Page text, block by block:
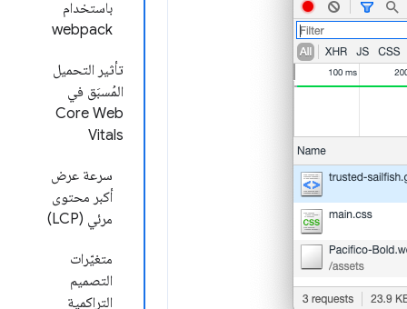
باستخدام
webpack
تأثير التحميل
المُسبَق في
Core Web
Vitals
سرعة عرض
أكبر محتوى
مرئي (LCP)
متغيّرات
التصميم
التراكمية